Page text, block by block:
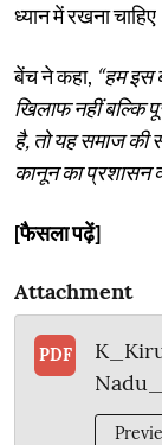
ध्यान में रखना
बेंच ने कहा, “हम इस
खिलाफ नहीं बल्कि
है, तो यह समाज की
कानून का प्रशासन
[फैसला पढ़ें]
Attachment
PDF
Nadu_